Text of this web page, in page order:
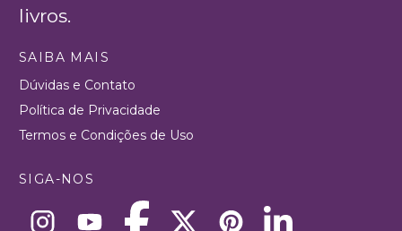
livros.
SAIBA MAIS
Dúvidas e Contato
Política de Privacidade
Termos e Condições de Uso
SIGA-NOS